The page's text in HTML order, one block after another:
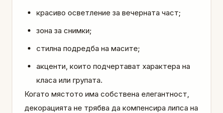
красиво осветление за вечерната част;
зона за снимки;
стилна подредба на масите;
акценти, които подчертават характера на
класа или групата.
Когато мястото има собствена елегантност,
декорацията не трябва да компенсира липса на